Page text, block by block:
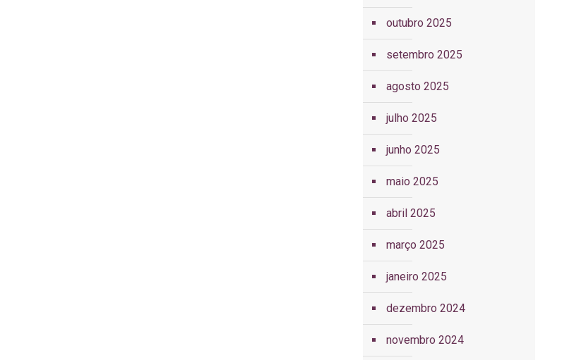
outubro 2025
setembro 2025
agosto 2025
julho 2025
junho 2025
maio 2025
abril 2025
março 2025
janeiro 2025
dezembro 2024
novembro 2024